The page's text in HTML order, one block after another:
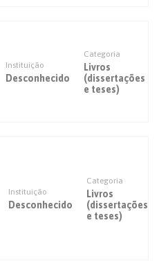
Instituição
Desconhecido
Categoria
Livros
(dissertações
e teses)
Instituição
Desconhecido
Categoria
Livros
(dissertações
e teses)